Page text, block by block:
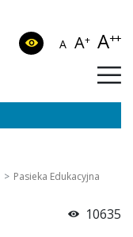
A A+ A++
Pasieka Edukacyjna
10635